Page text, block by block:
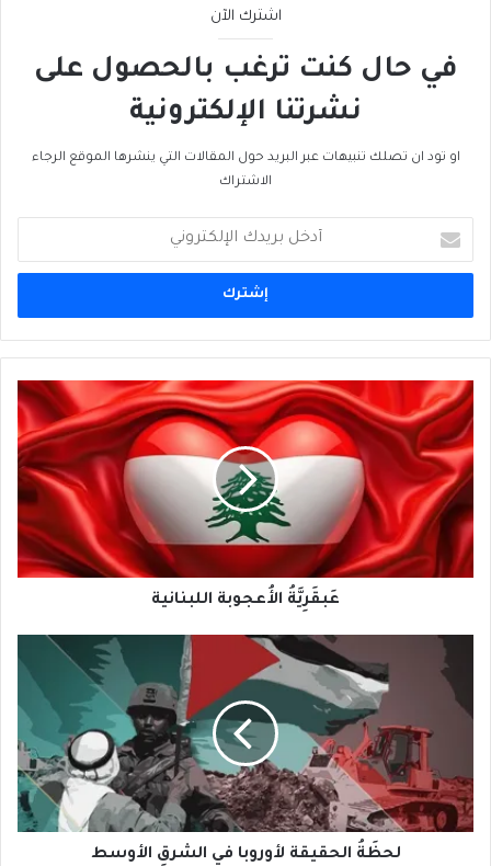
اشترك الآن
في حال كنت ترغب بالحصول على
نشرتنا الإلكترونية
او تود ان تصلك تنبيهات عبر البريد حول المقالات التي ينشرها الموقع الرجاء
الاشتراك
بريدك
الإلكتروني
عَبقَرِيَّةُ
الأُعجوبة
اللبنانية
عَبقَرِيَّةُ الأُعجوبة اللبنانية
لحظَةُ
الحقيقة
لأوروبا
في
لحظَةُ الحقيقة لأوروبا في الشرقِ الأوسط